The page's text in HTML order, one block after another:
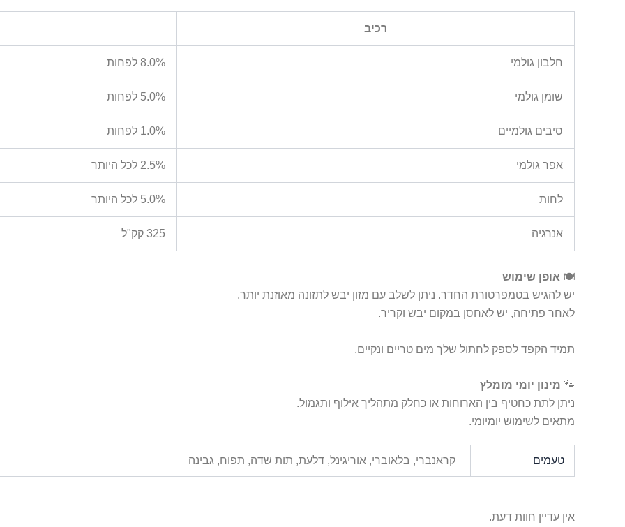
רכיב
חלבון גולמי 8.0% לפחות
שומן גולמי 5.0% לפחות
סיבים גולמיים 1.0% לפחות
אפר גולמי 2.5% לכל היותר
לחות 5.0% לכל היותר
אנרגיה 325 קק"ל
🍽️ אופן שימוש
יש להגיש בטמפרטורת החדר. ניתן לשלב עם מזון יבש לתזונה מאוזנת יותר.
לאחר פתיחה, יש לאחסן במקום יבש וקריר.
תמיד הקפד לספק לחתול שלך מים טריים ונקיים.
🐾 מינון יומי מומלץ
ניתן לתת כחטיף בין הארוחות או כחלק מתהליך אילוף ותגמול.
מתאים לשימוש יומיומי.
טעמים קראנברי, בלאוברי, אוריגינל, דלעת, תות שדה, תפוח, גבינה
אין עדיין חוות דעת.